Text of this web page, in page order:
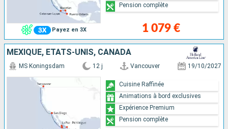
Payez en 3X 1 079 €
Pension complète
MEXIQUE, ÉTATS-UNIS, CANADA
MS Koningsdam 12 j Vancouver 19/10/2027
Cuisine Raffinée
Animations à bord exclusives
Expérience Premium
Pension complète